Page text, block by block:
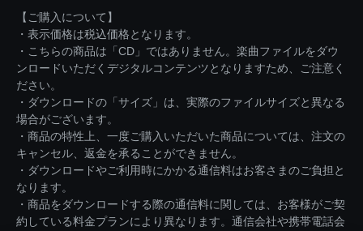
【ご購入について】
・表示価格は税込価格となります。
・こちらの商品は「CD」ではありません。楽曲ファイルをダウ
ンロードいただくデジタルコンテンツとなりますため、ご注意く
ださい。
・ダウンロードの「サイズ」は、実際のファイルサイズと異なる
場合がございます。
・商品の特性上、一度ご購入いただいた商品については、注文の
キャンセル、返金を承ることができません。
・ダウンロードやご利用時にかかる通信料はお客さまのご負担と
なります。
・商品をダウンロードする際の通信料に関しては、お客様がご契
約している料金プランにより異なります。通信会社や携帯電話会